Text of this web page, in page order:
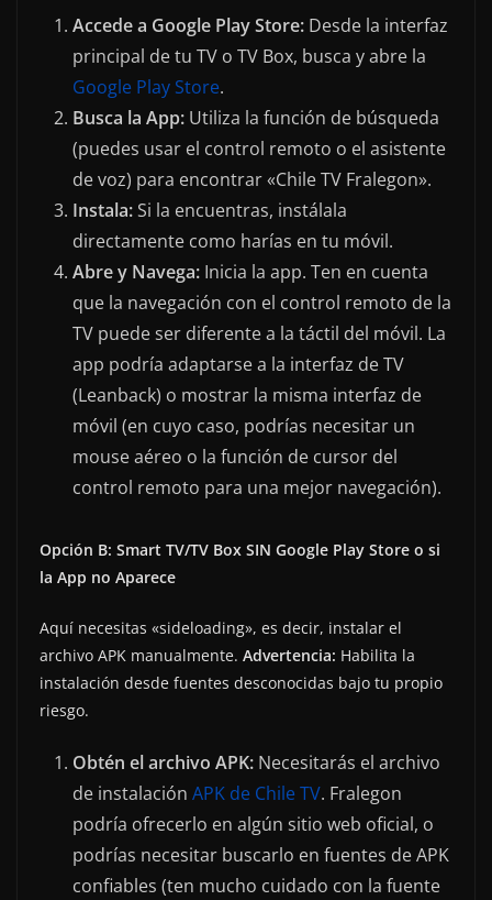
Accede a Google Play Store: Desde la interfaz
principal de tu TV o TV Box, busca y abre la
Google Play Store.
Busca la App: Utiliza la función de búsqueda
(puedes usar el control remoto o el asistente
de voz) para encontrar «Chile TV Fralegon».
Instala:Si la encuentras, instálala
directamente como harías en tu móvil.
Abre y Navega: Inicia la app. Ten en cuenta
que la navegación con el control remoto de la
TV puede ser diferente a la táctil del móvil. La
app podría adaptarse a la interfaz de TV
(Leanback) o mostrar la misma interfaz de
móvil (en cuyo caso, podrías necesitar un
mouse aéreo o la función de cursor del
control remoto para una mejor navegación).
Opción B: Smart TV/TV Box SIN Google Play Store o si
la App no Aparece
Aquí necesitas «sideloading», es decir, instalar el
archivo APK manualmente. Advertencia: Habilita la
instalación desde fuentes desconocidas bajo tu propio
riesgo.
Obtén el archivo APK: Necesitarás el archivo
de instalación APK de Chile TV. Fralegon
podría ofrecerlo en algún sitio web oficial, o
podrías necesitar buscarlo en fuentes de APK
confiables (ten mucho cuidado con la fuente